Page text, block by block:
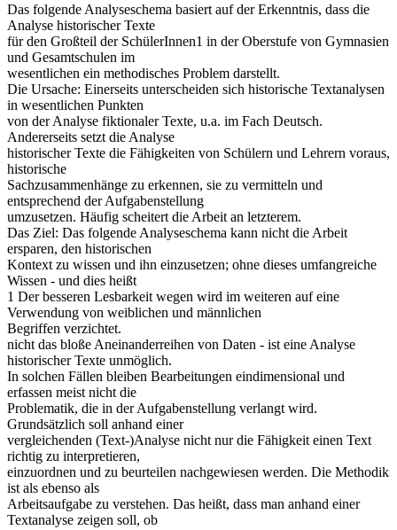
Das folgende Analyseschema basiert auf der Erkenntnis, dass die
Analyse historischer Texte
für den Großteil der SchülerInnen1 in der Oberstufe von Gymnasien
und Gesamtschulen im
wesentlichen ein methodisches Problem darstellt.
Die Ursache: Einerseits unterscheiden sich historische Textanalysen
in wesentlichen Punkten
von der Analyse fiktionaler Texte, u.a. im Fach Deutsch.
Andererseits setzt die Analyse
historischer Texte die Fähigkeiten von Schülern und Lehrern voraus,
historische
Sachzusammenhänge zu erkennen, sie zu vermitteln und
entsprechend der Aufgabenstellung
umzusetzen. Häufig scheitert die Arbeit an letzterem.
Das Ziel: Das folgende Analyseschema kann nicht die Arbeit
ersparen, den historischen
Kontext zu wissen und ihn einzusetzen; ohne dieses umfangreiche
Wissen - und dies heißt
1 Der besseren Lesbarkeit wegen wird im weiteren auf eine
Verwendung von weiblichen und männlichen
Begriffen verzichtet.
nicht das bloße Aneinanderreihen von Daten - ist eine Analyse
historischer Texte unmöglich.
In solchen Fällen bleiben Bearbeitungen eindimensional und
erfassen meist nicht die
Problematik, die in der Aufgabenstellung verlangt wird.
Grundsätzlich soll anhand einer
vergleichenden (Text-)Analyse nicht nur die Fähigkeit einen Text
richtig zu interpretieren,
einzuordnen und zu beurteilen nachgewiesen werden. Die Methodik
ist als ebenso als
Arbeitsaufgabe zu verstehen. Das heißt, dass man anhand einer
Textanalyse zeigen soll, ob